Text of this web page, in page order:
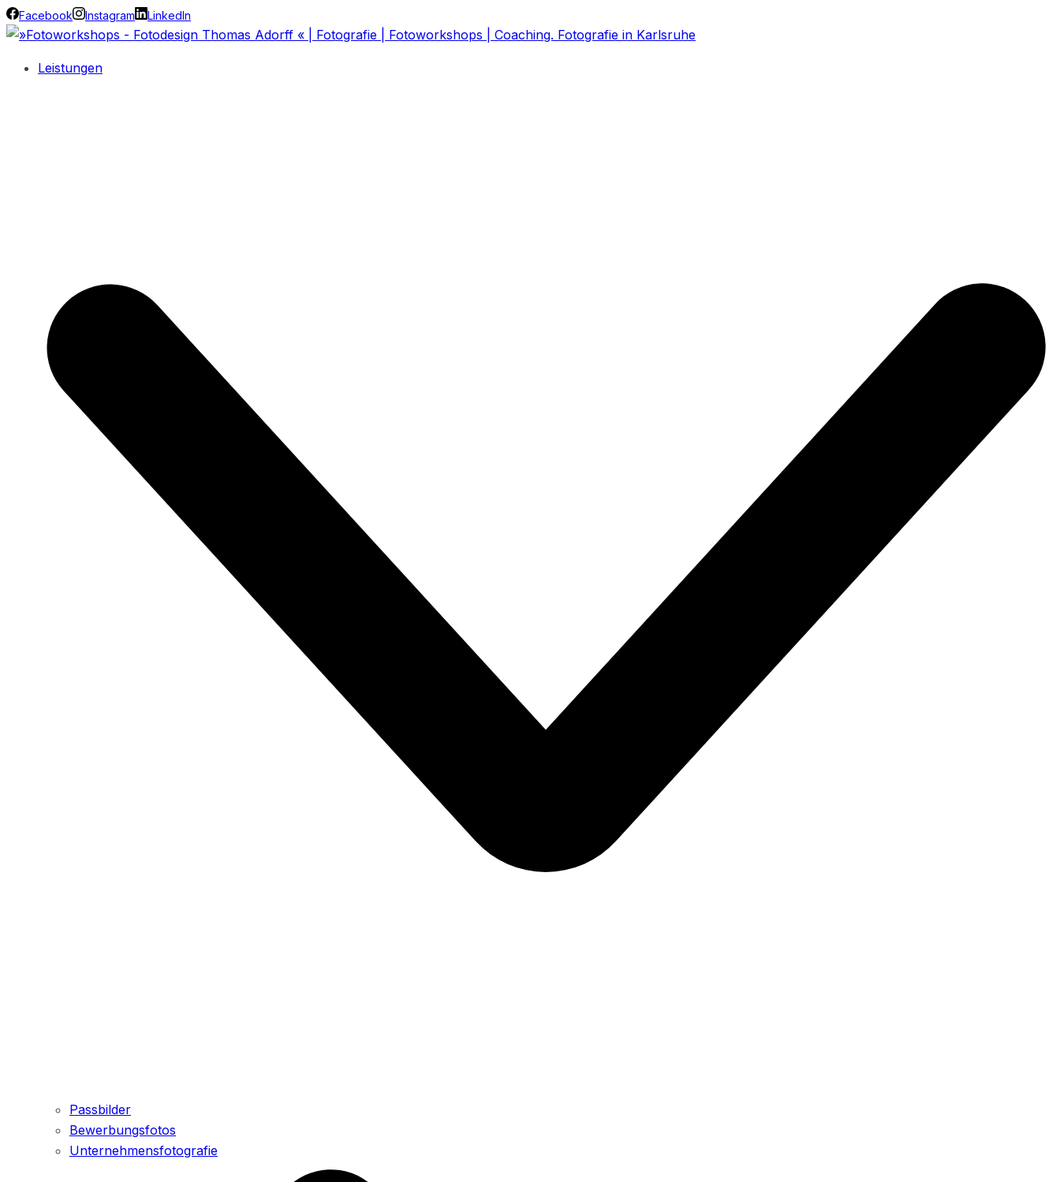
Facebook Instagram LinkedIn
Leistungen
Passbilder
Bewerbungsfotos
Unternehmensfotografie